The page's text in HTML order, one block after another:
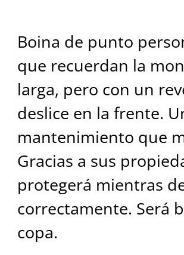
Boina de punto
que recuerdan la
larga, pero con un
deslice en la frente.
mantenimiento que
Gracias a sus
protegerá mientras
correctamente. Será
copa.